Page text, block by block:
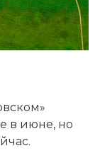
в июне, но